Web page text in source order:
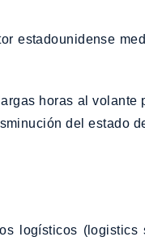
estadounidense
horas al volante
del estado
logísticos (logistics